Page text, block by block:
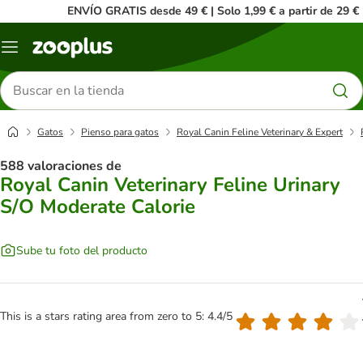
ENVÍO GRATIS desde 49 € | Solo 1,99 € a partir de 29 €
Menú
Buscar
productos
Gatos Pienso para gatos Royal Canin Feline Veterinary & Expert
588 valoraciones de
Royal Canin Veterinary Feline Urinary
S/O Moderate Calorie
Sube tu foto del producto
This is a stars rating area from zero to 5: 4.4/5